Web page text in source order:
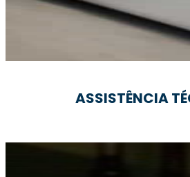
ASSISTÊNCIA